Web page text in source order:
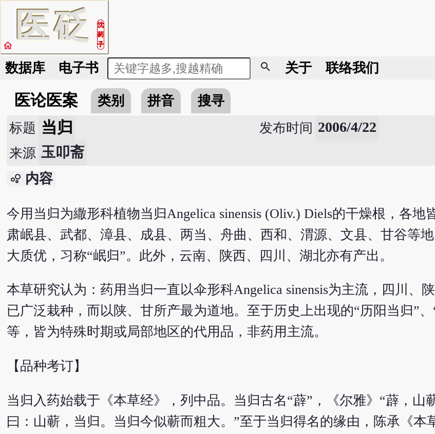
医砭
沈
药
子
home
数据库 电子书 search 关于 联络我们
医论医案 类别 拼音
搜寻
标题 当归 发布时间 2006/4/22
来源 玉叩斋
bubble_chart 内容
今用当归为繖形科植物当归Angelica sinensis (Oliv.) Diels的干燥根，各地
肃岷县、武都、漳县、成县、两当、舟曲、西和、渭源、文县、甘谷等
大质优，习称“岷归”。此外，云南、陕西、四川、湖北亦有产出。
本草研究认为：药用当归一直以伞形科Angelica sinensis为主流，四川、
已广泛栽种，而以陕、甘所产最为道地。至于历史上出现的“历阳当归”、
等，皆为特殊时期或局部地区的代用品，非药用主流。
【品种考订】
当归入药始载于《本草经》，列中品。当归古名“薜”，《尔雅》“薜，山
曰：山蕲，当归。当归今似蕲而粗大。”至于当归得名的缘由，陈承《本